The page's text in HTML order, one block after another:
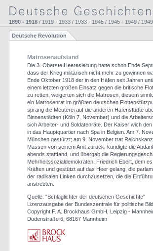
1890 - 1918 / 1919 - 1933 / 1933 - 1945 / 1945 - 1949 /
Deutsche Revolution
Matrosenaufstand
Die 3. Oberste Heeresleitung hatte schon Ende
dass der Krieg militärisch nicht mehr zu gewinnen
Ende Oktober 1918 der in den Häfen seit Jahren
einem letzten großen Einsatz gegen die britische
zu retten, weigerten sich die Matrosen, diesem
ein Matrosenrat im größten deutschen
sprang die Meuterei auf die anderen Hafenstädte
Binnenstädten (Köln 7. November) und die
sich Arbeiter- und Soldatenräte. Der Kaiser wich
in das Hauptquartier nach Spa in Belgien. Am 7.
München gestürzt; am 9. November trat
Massen von seinem Amt zurück, kündigte die
abends stattfand, und übergab die
Mehrheitssozialdemokraten, Friedrich Ebert, dem
Kräften und gestützt auf das Heer gelang, die
der radikalen Linken durchzusetzen, die die
anstrebten.
Quelle: "Schlaglichter der deutschen Geschichte"
Lizenzausgabe der Bundeszentrale für politische
Copyright F. A. Brockhaus GmbH, Leipzig -
Dudenstraße 6, 68167 Mannheim